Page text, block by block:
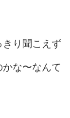
り聞こえず
な〜なんて